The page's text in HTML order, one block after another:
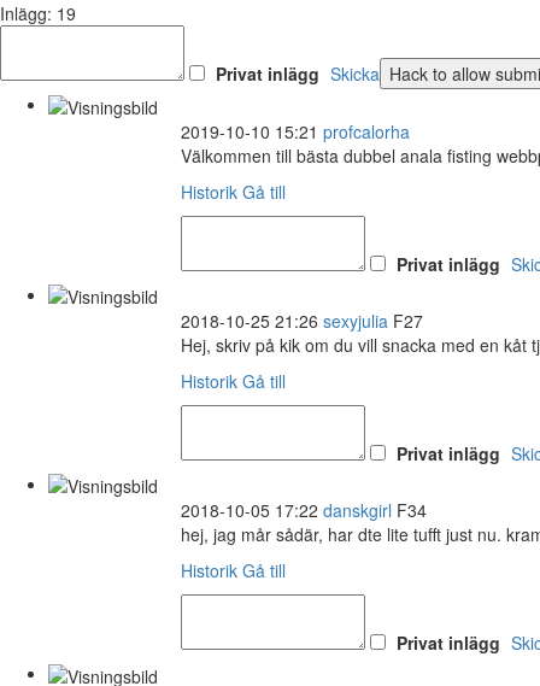
Inlägg: 19
Privat inlägg Skicka
2019-10-10 15:21 profcalorha
Välkommen till bästa dubbel anala fisting
Historik Gå till
Privat inlägg
2018-10-25 21:26 sexyjulia F27
Hej, skriv på kik om du vill snacka med en kåt
Historik Gå till
Privat inlägg
2018-10-05 17:22 danskgirl F34
hej, jag mår sådär, har dte lite tufft just nu.
Historik Gå till
Privat inlägg